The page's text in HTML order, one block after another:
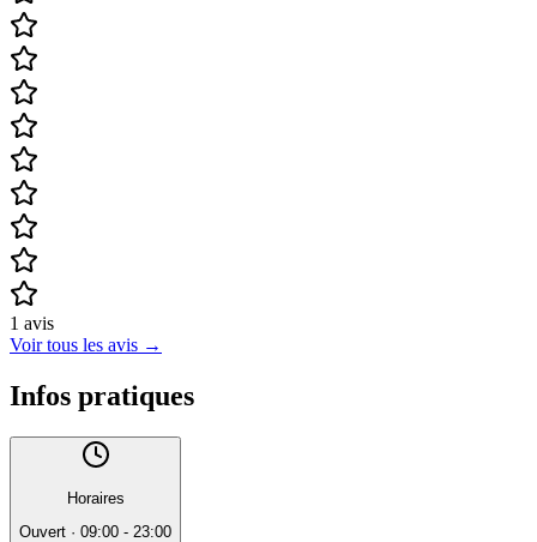
1 avis
Voir tous les avis →
Infos pratiques
Horaires
Ouvert · 09:00 - 23:00